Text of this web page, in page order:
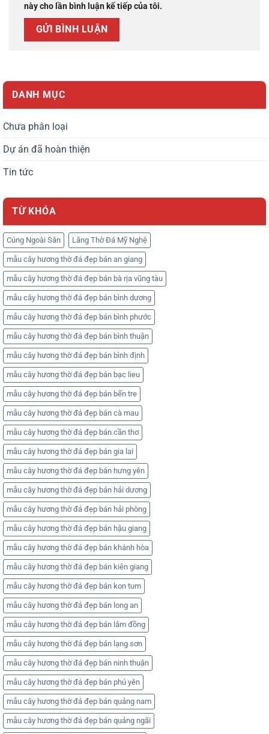
DANH MỤC
Chưa phân loại
Dự án đã hoàn thiện
Tin tức
TỪ KHÓA
Cúng Ngoài Sân Lăng Thờ Đá Mỹ Nghệ
mẫu cây hương thờ đá đẹp bán an giang
mẫu cây hương thờ đá đẹp bán bà rịa vũng tàu
mẫu cây hương thờ đá đẹp bán bình dương
mẫu cây hương thờ đá đẹp bán bình phước
mẫu cây hương thờ đá đẹp bán bình thuận
mẫu cây hương thờ đá đẹp bán bình định
mẫu cây hương thờ đá đẹp bán bạc lieu
mẫu cây hương thờ đá đẹp bán bến tre
mẫu cây hương thờ đá đẹp bán cà mau
mẫu cây hương thờ đá đẹp bán cần thơ
mẫu cây hương thờ đá đẹp bán gia lai
mẫu cây hương thờ đá đẹp bán hưng yên
mẫu cây hương thờ đá đẹp bán hải dương
mẫu cây hương thờ đá đẹp bán hải phòng
mẫu cây hương thờ đá đẹp bán hậu giang
mẫu cây hương thờ đá đẹp bán khánh hòa
mẫu cây hương thờ đá đẹp bán kiên giang
mẫu cây hương thờ đá đẹp bán kon tum
mẫu cây hương thờ đá đẹp bán long an
mẫu cây hương thờ đá đẹp bán lâm đồng
mẫu cây hương thờ đá đẹp bán lạng sơn
mẫu cây hương thờ đá đẹp bán ninh thuận
mẫu cây hương thờ đá đẹp bán phú yên
mẫu cây hương thờ đá đẹp bán quảng nam
mẫu cây hương thờ đá đẹp bán quảng ngãi
này cho lần bình luận kế tiếp của tôi.